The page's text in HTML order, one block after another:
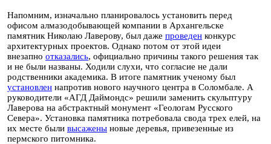
Напомним, изначально планировалось установить перед
офисом алмазодобывающей компании в Архангельске
памятник Николаю Лаверову, был даже проведен конкурс
архитектурных проектов. Однако потом от этой идеи
внезапно отказались, официально причины такого решения так
и не были названы. Ходили слухи, что согласие не дали
родственники академика. В итоге памятник ученому был
установлен напротив нового научного центра в Соломбале. А
руководители «АГД Даймондс» решили заменить скульптуру
Лаверова на абстрактный монумент «Геологам Русского
Севера». Установка памятника потребовала свода трех елей, на
их месте были высажены новые деревья, привезенные из
пермского питомника.